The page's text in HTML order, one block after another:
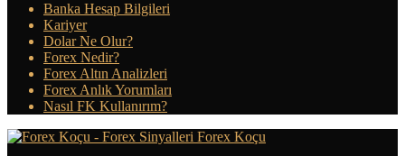
Banka Hesap Bilgileri
Kariyer
Dolar Ne Olur?
Forex Nedir?
Forex Altın Analizleri
Forex Anlık Yorumları
Nasıl FK Kullanırım?
Forex Koçu